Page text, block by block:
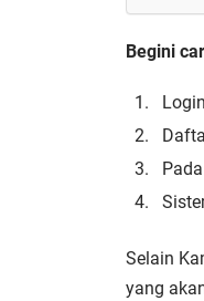
Begini
Selain
yang